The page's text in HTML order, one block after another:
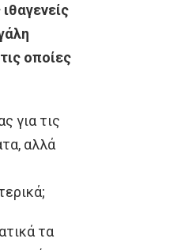
οποίες
για τις
αλλά
τα